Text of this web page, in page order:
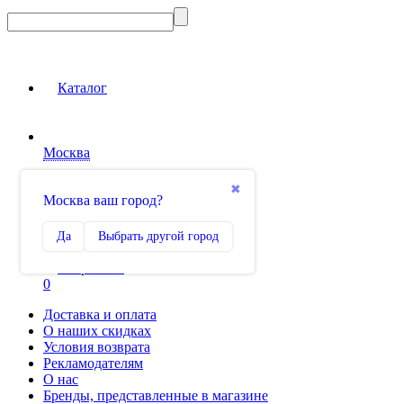
Каталог
Москва
✖
Москва ваш город?
Да Выбрать другой город
Сравнение
0
Доставка и оплата
О наших скидках
Условия возврата
Рекламодателям
О нас
Бренды, представленные в магазине